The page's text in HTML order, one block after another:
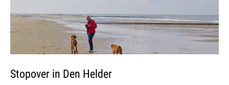
Stopover in Den Helder